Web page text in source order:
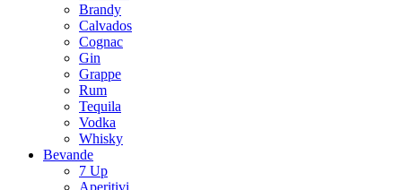
Brandy
Calvados
Cognac
Gin
Grappe
Rum
Tequila
Vodka
Whisky
Bevande
7 Up